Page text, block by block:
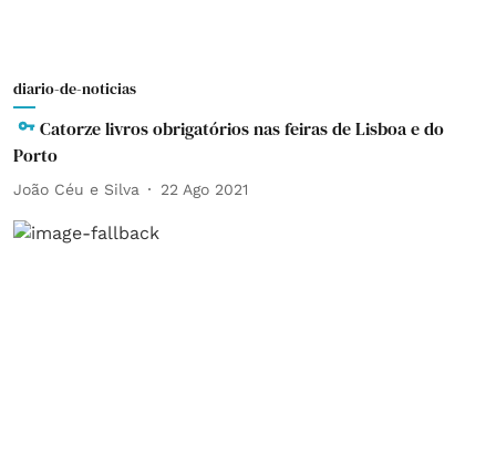
diario-de-noticias
Catorze livros obrigatórios nas feiras de Lisboa e do
Porto
João Céu e Silva 22 Ago 2021